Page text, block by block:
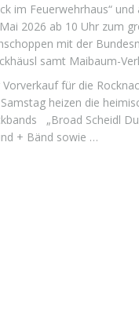
im Feuerwehrhaus“
2026 ab 10 Uhr zum
mit der
samt Maibaum-
Vorverkauf für die
heizen die
„Broad Scheidl
+ Bänd sowie …